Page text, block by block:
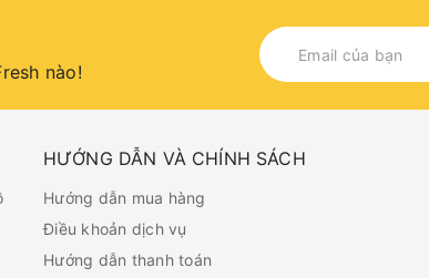
nào!
HƯỚNG DẪN VÀ CHÍNH SÁCH
Hướng dẫn mua hàng
Điều khoản dịch vụ
Hướng dẫn thanh toán